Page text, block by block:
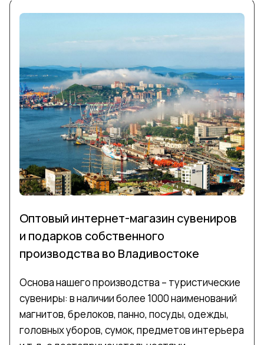
Оптовый интернет-магазин сувениров
и подарков собственного
производства во Владивостоке
Основа нашего производства – туристические
сувениры: в наличии более 1000 наименований
магнитов, брелоков, панно, посуды, одежды,
головных уборов, сумок, предметов интерьера